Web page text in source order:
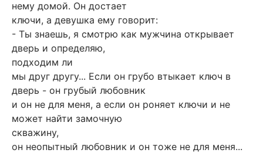
нему домой. Он достает
ключи, а девушка ему говорит:
- Ты знаешь, я смотрю как мужчина открывает
дверь и определяю,
подходим ли
мы друг другу... Если он грубо втыкает ключ в
дверь - он грубый любовник
и он не для меня, а если он роняет ключи и не
может найти замочную
скважину,
он неопытный любовник и он тоже не для меня...